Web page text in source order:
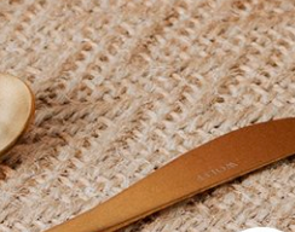
Amei!!
Leve e macio ao toque
Exatamente como eu queria
Produto:Cobertor Queen Alpi